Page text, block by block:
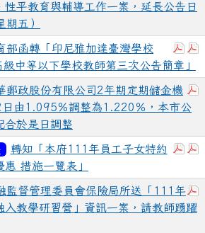
性平教育與輔導工作一案，延長公告日
五）
下
部函轉「印尼雅加達臺灣學校
中等以下學校教師第三次公告簡章」
郵政股份有限公司2年期定期儲金機
由1.095％調整為1.220％，本市公
合於是日調整
下
轉知「本府111年員工子女特約
措施一覽表」
監督管理委員會保險局所送「111年
入教學研習營」資訊一案，請教師踴躍